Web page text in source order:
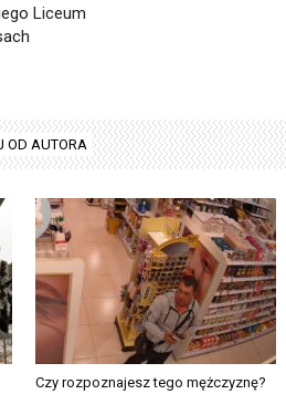
Liceum
OD AUTORA
Czy rozpoznajesz tego mężczyznę?